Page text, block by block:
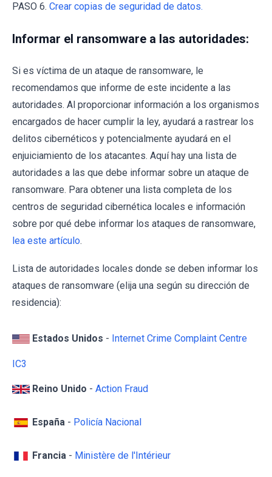
PASO 6. Crear copias de seguridad de datos.
Informar el ransomware a las autoridades:
Si es víctima de un ataque de ransomware, le
recomendamos que informe de este incidente a las
autoridades. Al proporcionar información a los organismos
encargados de hacer cumplir la ley, ayudará a rastrear los
delitos cibernéticos y potencialmente ayudará en el
enjuiciamiento de los atacantes. Aquí hay una lista de
autoridades a las que debe informar sobre un ataque de
ransomware. Para obtener una lista completa de los
centros de seguridad cibernética locales e información
sobre por qué debe informar los ataques de ransomware,
lea este artículo.
Lista de autoridades locales donde se deben informar los
ataques de ransomware (elija una según su dirección de
residencia):
Estados Unidos - Internet Crime Complaint Centre
IC3
Reino Unido - Action Fraud
España - Policía Nacional
Francia - Ministère de l'Intérieur